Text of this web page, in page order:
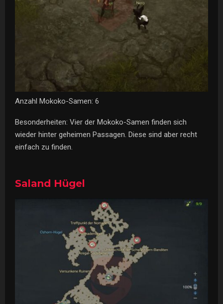
Anzahl Mokoko-Samen: 6
Besonderheiten: Vier der Mokoko-Samen finden sich
wieder hinter geheimen Passagen. Diese sind aber recht
einfach zu finden.
Saland Hügel